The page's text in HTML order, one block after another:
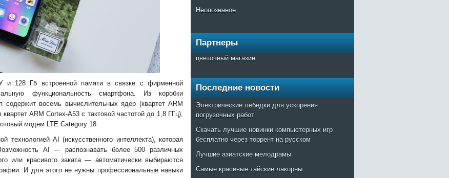
и 128 Гб встроенной памяти в связке с фирменной
функциональность смартфона. Из коробки
восемь вычислительных ядер (квартет ARM
ARM Cortex-A53 с тактовой частотой до 1,8 ГГц),
модем LTE Category 18.
технологией AI (искусственного интеллекта), которая
AI — распознавать более 500 различных
или красивого заката — автоматически выбираются
И для этого не нужны профессиональные навыки
Неопознаное
Партнеры
цветочный магазин
Последние новости
Электрические лебедки для ускорения
погрузочных работ
Скачать лучшие новинки компьютерных игр
бесплатно через торрент на русском
Лучшие азиатские мелодрамы
Самые красивые тайские лакорны